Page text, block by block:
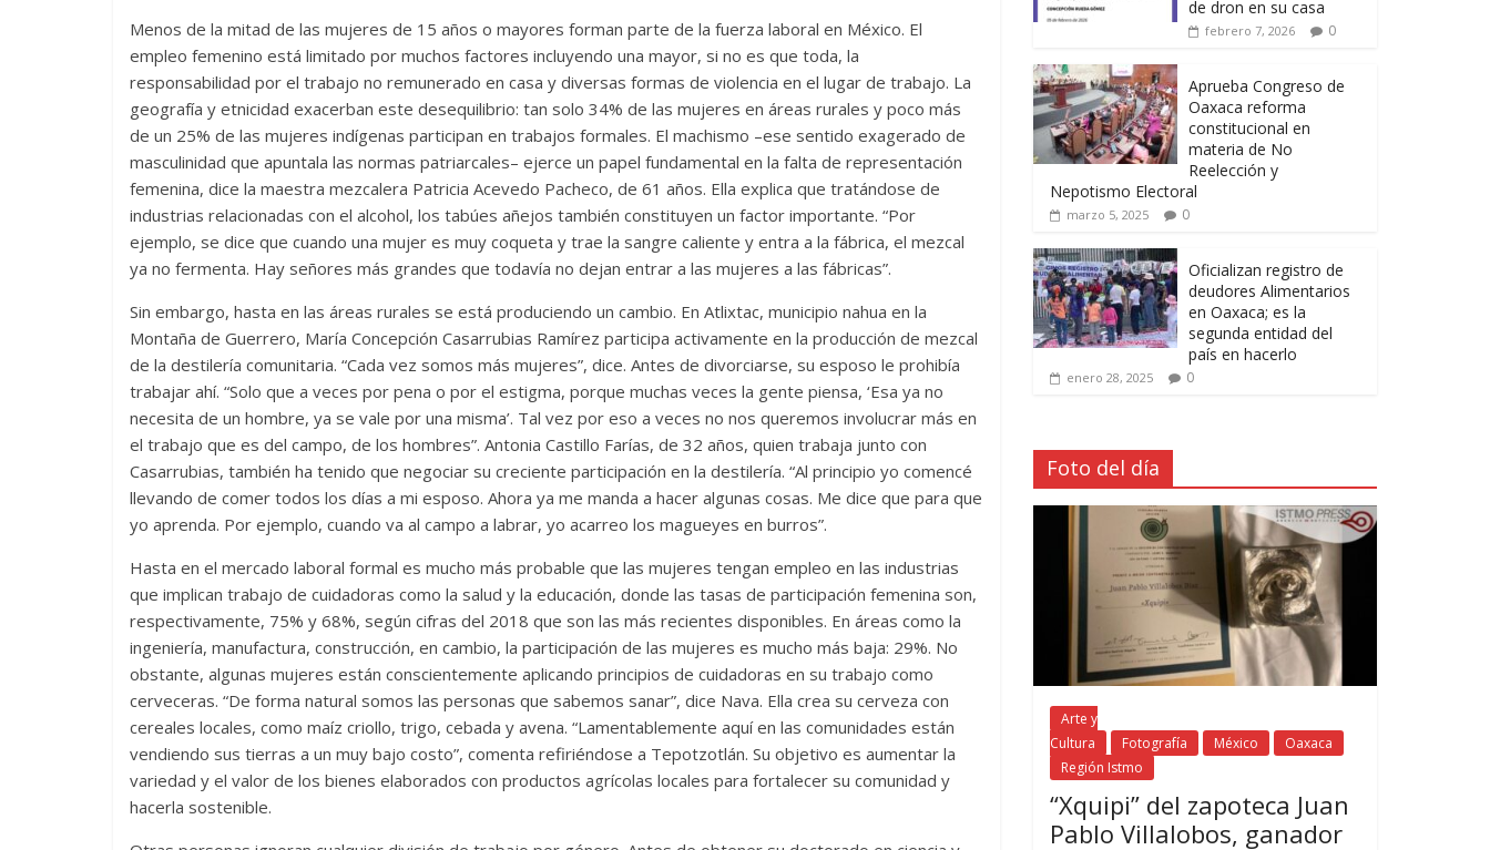
Menos de la mitad de las mujeres de 15 años o mayores forman parte de la fuerza laboral en México. El
empleo femenino está limitado por muchos factores incluyendo una mayor, si no es que toda, la
responsabilidad por el trabajo no remunerado en casa y diversas formas de violencia en el lugar de trabajo. La
geografía y etnicidad exacerban este desequilibrio: tan solo 34% de las mujeres en áreas rurales y poco más
de un 25% de las mujeres indígenas participan en trabajos formales. El machismo –ese sentido exagerado de
masculinidad que apuntala las normas patriarcales– ejerce un papel fundamental en la falta de representación
femenina, dice la maestra mezcalera Patricia Acevedo Pacheco, de 61 años. Ella explica que tratándose de
industrias relacionadas con el alcohol, los tabúes añejos también constituyen un factor importante. “Por
ejemplo, se dice que cuando una mujer es muy coqueta y trae la sangre caliente y entra a la fábrica, el mezcal
ya no fermenta. Hay señores más grandes que todavía no dejan entrar a las mujeres a las fábricas”.
Sin embargo, hasta en las áreas rurales se está produciendo un cambio. En Atlixtac, municipio nahua en la
Montaña de Guerrero, María Concepción Casarrubias Ramírez participa activamente en la producción de mezcal
de la destilería comunitaria. “Cada vez somos más mujeres”, dice. Antes de divorciarse, su esposo le prohibía
trabajar ahí. “Solo que a veces por pena o por el estigma, porque muchas veces la gente piensa, ‘Esa ya no
necesita de un hombre, ya se vale por una misma’. Tal vez por eso a veces no nos queremos involucrar más en
el trabajo que es del campo, de los hombres”. Antonia Castillo Farías, de 32 años, quien trabaja junto con
Casarrubias, también ha tenido que negociar su creciente participación en la destilería. “Al principio yo comencé
llevando de comer todos los días a mi esposo. Ahora ya me manda a hacer algunas cosas. Me dice que para que
yo aprenda. Por ejemplo, cuando va al campo a labrar, yo acarreo los magueyes en burros”.
Hasta en el mercado laboral formal es mucho más probable que las mujeres tengan empleo en las industrias
que implican trabajo de cuidadoras como la salud y la educación, donde las tasas de participación femenina son,
respectivamente, 75% y 68%, según cifras del 2018 que son las más recientes disponibles. En áreas como la
ingeniería, manufactura, construcción, en cambio, la participación de las mujeres es mucho más baja: 29%. No
obstante, algunas mujeres están conscientemente aplicando principios de cuidadoras en su trabajo como
cerveceras. “De forma natural somos las personas que sabemos sanar”, dice Nava. Ella crea su cerveza con
cereales locales, como maíz criollo, trigo, cebada y avena. “Lamentablemente aquí en las comunidades están
vendiendo sus tierras a un muy bajo costo”, comenta refiriéndose a Tepotzotlán. Su objetivo es aumentar la
variedad y el valor de los bienes elaborados con productos agrícolas locales para fortalecer su comunidad y
hacerla sostenible.
de dron en su casa
febrero 7, 2026 0
Aprueba Congreso de
Oaxaca reforma
constitucional en
materia de No
Reelección y
Nepotismo Electoral
marzo 5, 2025 0
Oficializan registro de
deudores Alimentarios
en Oaxaca; es la
segunda entidad del
país en hacerlo
enero 28, 2025 0
Foto del día
Arte y
Cultura
Fotografía México
Oaxaca
Región Istmo
“Xquipi” del zapoteca Juan
Pablo Villalobos, ganador